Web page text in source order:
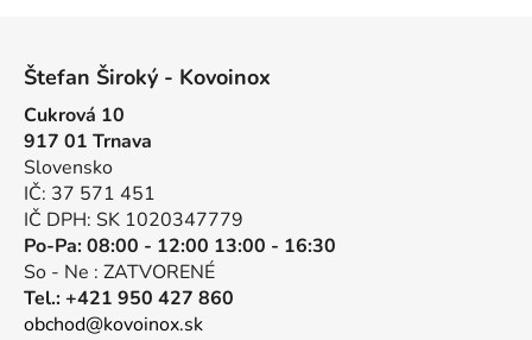
Štefan Široký - Kovoinox
Cukrová 10
917 01 Trnava
Slovensko
IČ: 37 571 451
IČ DPH: SK 1020347779
Po-Pa: 08:00 - 12:00 13:00 - 16:30
So - Ne : ZATVORENÉ
Tel.: +421 950 427 860
obchod@kovoinox.sk